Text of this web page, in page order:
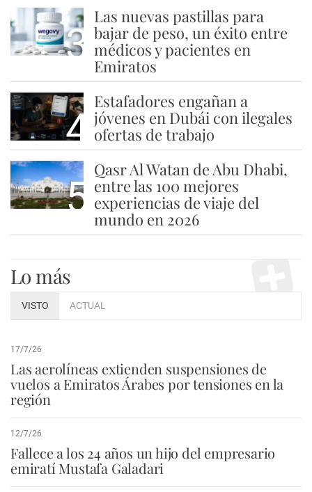
3
Las nuevas pastillas para
bajar de peso, un éxito entre
médicos y pacientes en
Emiratos
4
Estafadores engañan a
jóvenes en Dubái con ilegales
ofertas de trabajo
5
Qasr Al Watan de Abu Dhabi,
entre las 100 mejores
experiencias de viaje del
mundo en 2026
Lo más
VISTO ACTUAL
17/7/26
Las aerolíneas extienden suspensiones de
vuelos a Emiratos Árabes por tensiones en la
región
12/7/26
Fallece a los 24 años un hijo del empresario
emiratí Mustafa Galadari